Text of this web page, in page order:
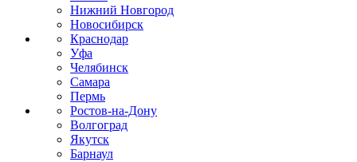
Нижний Новгород
Новосибирск
Краснодар
Уфа
Челябинск
Самара
Пермь
Ростов-на-Дону
Волгоград
Якутск
Барнаул